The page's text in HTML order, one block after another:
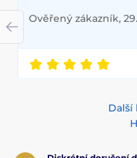
Ověřený zákazník,
Další